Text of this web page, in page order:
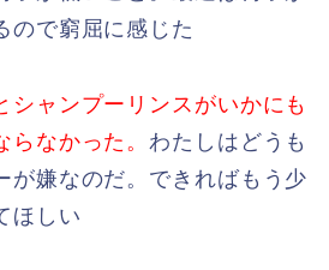
ので窮屈に感じた
シャンプーリンスがいかにも
らなかった。わたしはどうも
が嫌なのだ。できればもう少
ほしい